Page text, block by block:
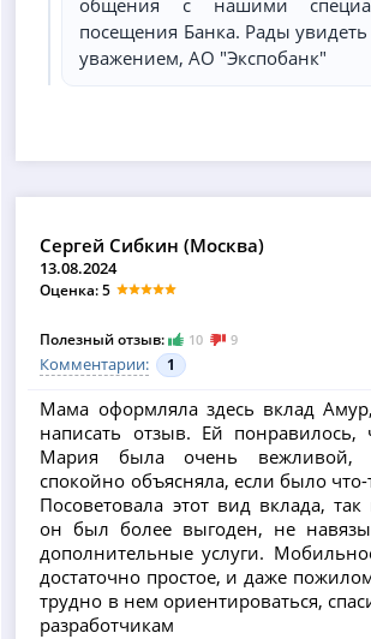
посещения Банка. Рады увидеть
уважением, АО "Экспобанк"
Сергей Сибкин (Москва)
13.08.2024
Оценка: 5
Полезный отзыв: 10 9
Комментарии: 1
Мама оформляла здесь вклад
написать отзыв. Ей понравилось,
Мария была очень вежливой,
спокойно объясняла, если было
Посоветовала этот вид вклада,
он был более выгоден, не
дополнительные услуги.
достаточно простое, и даже
трудно в нем ориентироваться,
разработчикам